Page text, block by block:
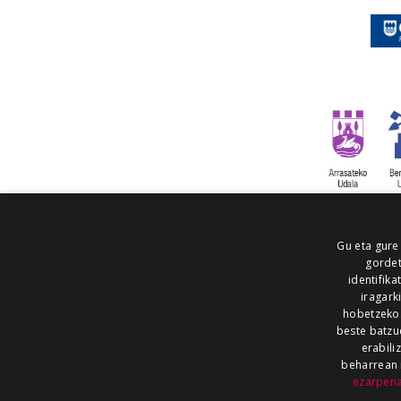
ALEA
Gu eta
hobetzeko.
beste
beharrean